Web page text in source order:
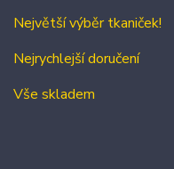
Největší výběr tkaniček!
Nejrychlejší doručení
Vše skladem